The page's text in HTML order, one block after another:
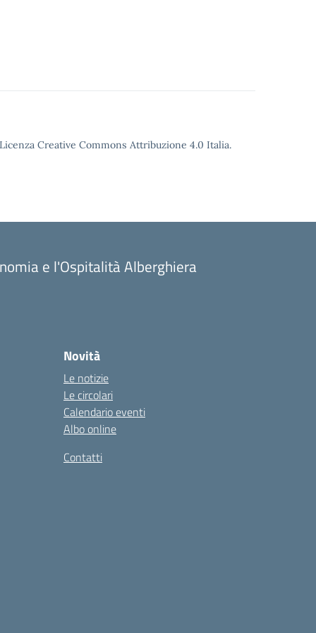
Creative Commons Attribuzione 4.0 Italia.
e l'Ospitalità Alberghiera
Novità
Le notizie
Le circolari
Calendario eventi
Albo online
Contatti